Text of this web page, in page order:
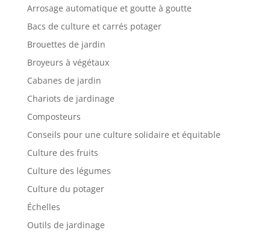
Arrosage automatique et goutte à goutte
Bacs de culture et carrés potager
Brouettes de jardin
Broyeurs à végétaux
Cabanes de jardin
Chariots de jardinage
Composteurs
Conseils pour une culture solidaire et équitable
Culture des fruits
Culture des légumes
Culture du potager
Échelles
Outils de jardinage